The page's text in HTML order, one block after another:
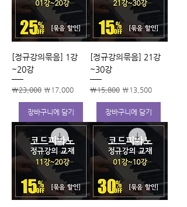
[정규강의묶음] 1강
~20강
일반가
₩23,000 할인가
₩17,000
장바구니에 담기
[정규강의묶음] 21강
~30강
일반가
₩15,800 할인가
₩13,500
장바구니에 담기